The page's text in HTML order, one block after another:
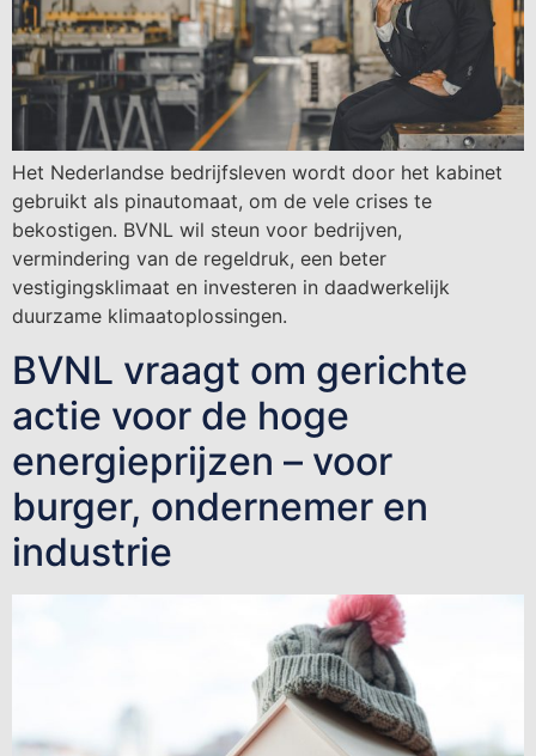
Het Nederlandse bedrijfsleven wordt door het kabinet
gebruikt als pinautomaat, om de vele crises te
bekostigen. BVNL wil steun voor bedrijven,
vermindering van de regeldruk, een beter
vestigingsklimaat en investeren in daadwerkelijk
duurzame klimaatoplossingen.
BVNL vraagt om gerichte
actie voor de hoge
energieprijzen – voor
burger, ondernemer en
industrie